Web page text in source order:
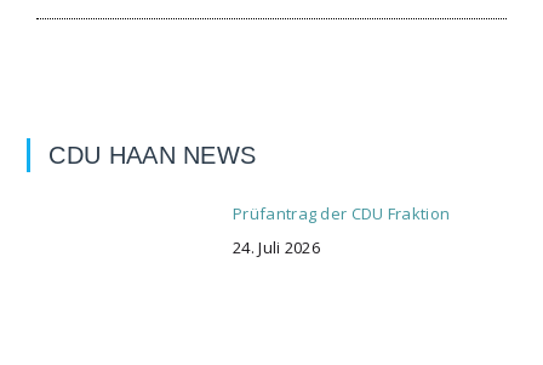
CDU HAAN NEWS
Prüfantrag der CDU Fraktion
24. Juli 2026